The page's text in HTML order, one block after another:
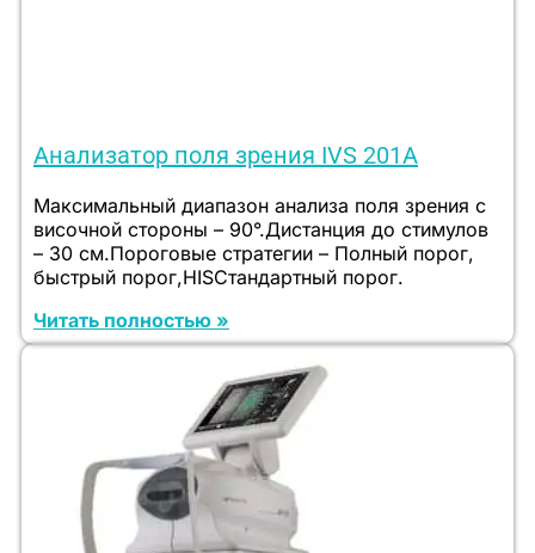
Анализатор поля зрения IVS 201A
Максимальный диапазон анализа поля зрения с
височной стороны – 90°.Дистанция до стимулов
– 30 см.Пороговые стратегии – Полный порог,
быстрый порог,HISСтандартный порог.
Читать полностью »